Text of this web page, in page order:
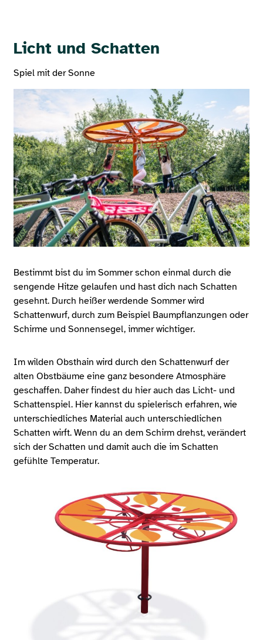
Licht und Schatten
Spiel mit der Sonne
Bestimmt bist du im Sommer schon einmal durch die
sengende Hitze gelaufen und hast dich nach Schatten
gesehnt. Durch heißer werdende Sommer wird
Schattenwurf, durch zum Beispiel Baumpflanzungen oder
Schirme und Sonnensegel, immer wichtiger.
Im wilden Obsthain wird durch den Schattenwurf der
alten Obstbäume eine ganz besondere Atmosphäre
geschaffen. Daher findest du hier auch das Licht- und
Schattenspiel. Hier kannst du spielerisch erfahren, wie
unterschiedliches Material auch unterschiedlichen
Schatten wirft. Wenn du an dem Schirm drehst, verändert
sich der Schatten und damit auch die im Schatten
gefühlte Temperatur.